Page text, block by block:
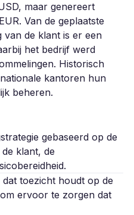
maar genereert
Van de geplaatste
van de klant is er een
het bedrijf werd
Historisch
kantoren hun
beheren.
gebaseerd op de
klant, de
dat toezicht houdt op de
ervoor te zorgen dat